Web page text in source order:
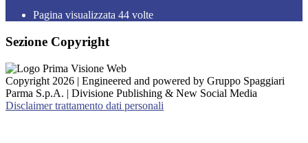
Pagina visualizzata 44 volte
Sezione Copyright
Copyright 2026 | Engineered and powered by Gruppo Spaggiari
Parma S.p.A. | Divisione Publishing & New Social Media
Disclaimer trattamento dati personali